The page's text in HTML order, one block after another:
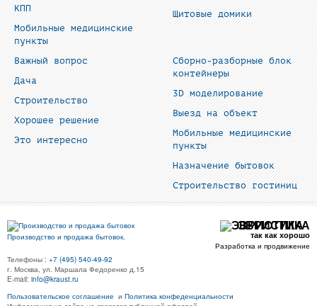
КПП
Мобильные медицинские
пункты
Щитовые домики
Важный вопрос
Дача
Строительство
Хорошее решение
Это интересно
Сборно-разборные блок
контейнеры
3D моделирование
Выезд на объект
Мобильные медицинские
пункты
Назначение бытовок
Строительство гостиниц
Производство и продажа бытовок.
ЭВРИСТИКА
так как хорошо
Разработка и продвижение
Телефоны : +7 (495) 540-49-92
г. Москва, ул. Маршала Федоренко д.15
E-mail: info@kraust.ru
Пользовательское соглашение и Политика конфеденциальности